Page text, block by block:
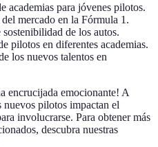
academias para jóvenes pilotos.
mercado en la Fórmula 1.
de los autos.
pilotos en diferentes academias.
los nuevos talentos en
encrucijada emocionante! A
nuevos pilotos impactan el
involucrarse. Para obtener más
descubra nuestras